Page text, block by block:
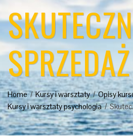
SPRZEDAŻ
Home Kursy i warsztaty
Opisy
Kursy i warsztaty psychologia